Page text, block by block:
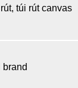
túi rút canvas